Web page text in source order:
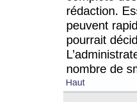
rédaction.
peuvent
pourrait
nombre de
Haut